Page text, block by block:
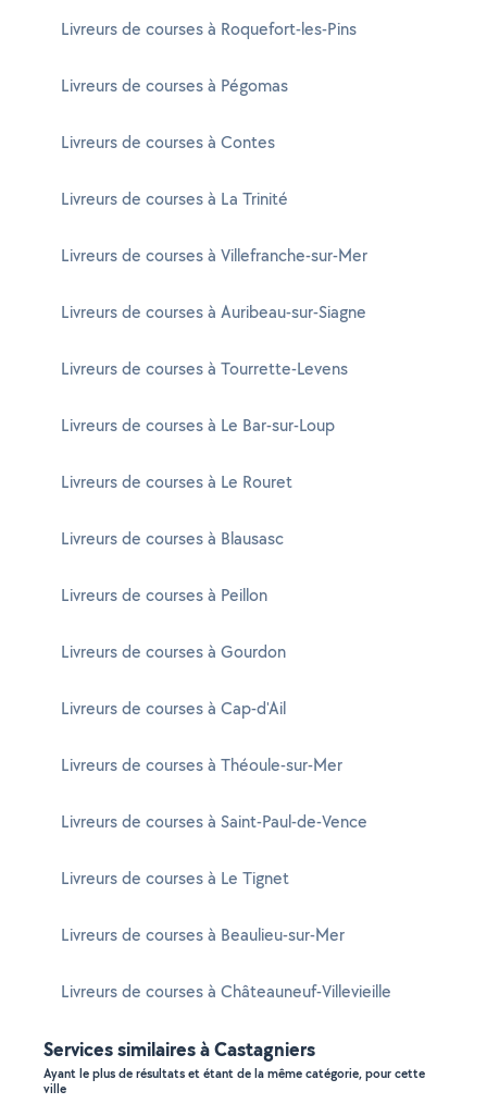
Livreurs de courses à Roquefort-les-Pins
Livreurs de courses à Pégomas
Livreurs de courses à Contes
Livreurs de courses à La Trinité
Livreurs de courses à Villefranche-sur-Mer
Livreurs de courses à Auribeau-sur-Siagne
Livreurs de courses à Tourrette-Levens
Livreurs de courses à Le Bar-sur-Loup
Livreurs de courses à Le Rouret
Livreurs de courses à Blausasc
Livreurs de courses à Peillon
Livreurs de courses à Gourdon
Livreurs de courses à Cap-d'Ail
Livreurs de courses à Théoule-sur-Mer
Livreurs de courses à Saint-Paul-de-Vence
Livreurs de courses à Le Tignet
Livreurs de courses à Beaulieu-sur-Mer
Livreurs de courses à Châteauneuf-Villevieille
Services similaires à Castagniers
Ayant le plus de résultats et étant de la même catégorie, pour cette
ville